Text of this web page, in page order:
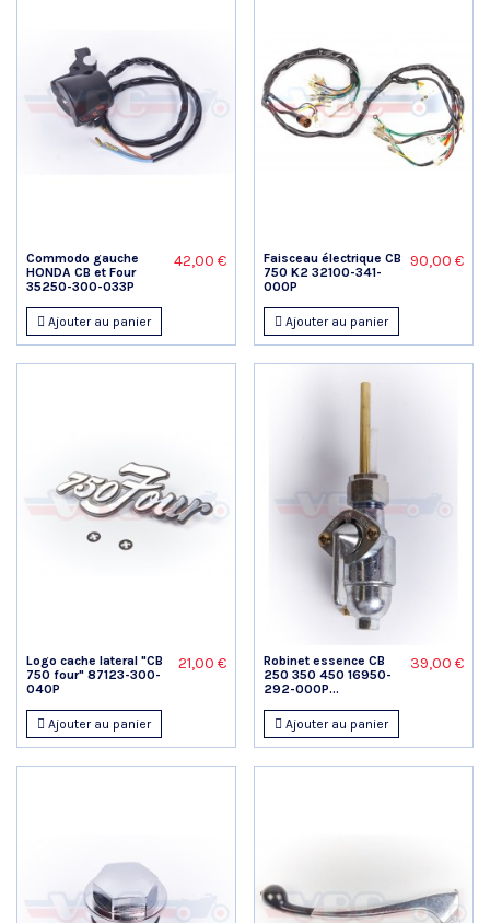
Commodo gauche
HONDA CB et Four
35250-300-033P
42,00 €
Ajouter au panier
Faisceau électrique CB
750 K2 32100-341-
000P
90,00 €
Ajouter au panier
Logo cache lateral "CB
750 four" 87123-300-
040P
21,00 €
Ajouter au panier
Robinet essence CB
250 350 450 16950-
292-000P...
39,00 €
Ajouter au panier